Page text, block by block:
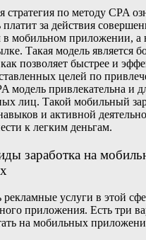
стратегия по методу CPA
платит за действия
в мобильном приложении, а
Такая модель является
как позволяет быстрее и
целей по
модель привлекательна и
лиц. Такой мобильный
и активной
к легким деньгам.
заработка на
рекламные услуги в этой
приложения. Есть три
на мобильных